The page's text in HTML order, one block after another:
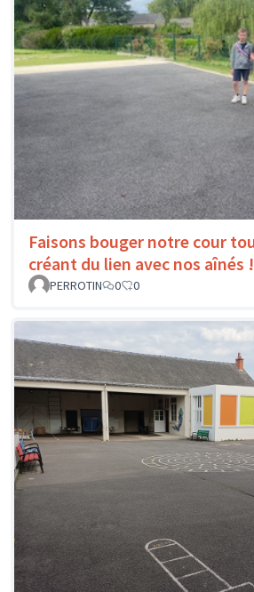
Faisons bouger notre cour
créant du lien avec nos aînés !
PERROTIN
0 0